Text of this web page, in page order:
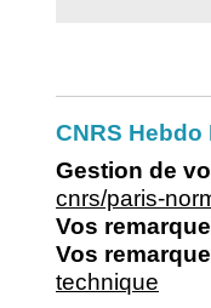
CNRS
Gestion de
cnrs/paris-
Vos
Vos
technique